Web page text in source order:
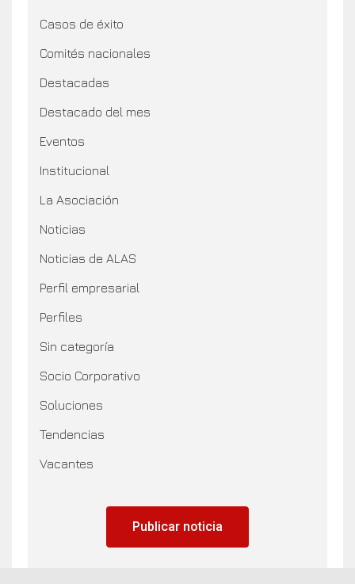
Casos de éxito
Comités nacionales
Destacadas
Destacado del mes
Eventos
Institucional
La Asociación
Noticias
Noticias de ALAS
Perfil empresarial
Perfiles
Sin categoría
Socio Corporativo
Soluciones
Tendencias
Vacantes
Publicar noticia